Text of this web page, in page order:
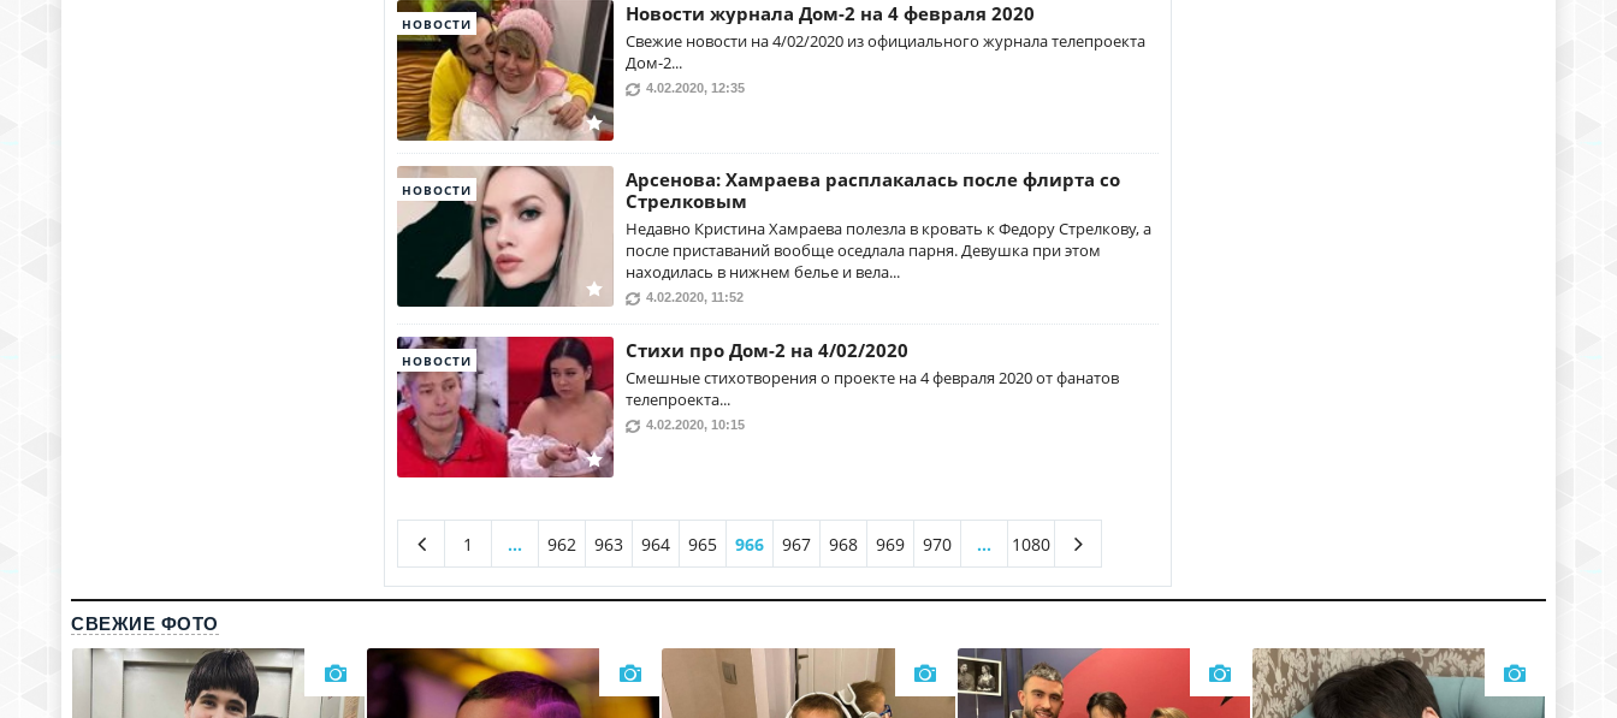
НОВОСТИ Новости журнала Дом-2 на 4 февраля 2020
Свежие новости на 4/02/2020 из официального журнала телепроекта
Дом-2...
4.02.2020, 12:35
НОВОСТИ
Арсенова: Хамраева расплакалась после флирта со
Стрелковым
Недавно Кристина Хамраева полезла в кровать к Федору Стрелкову, а
после приставаний вообще оседлала парня. Девушка при этом
находилась в нижнем белье и вела...
4.02.2020, 11:52
НОВОСТИ Стихи про Дом-2 на 4/02/2020
Смешные стихотворения о проекте на 4 февраля 2020 от фанатов
телепроекта...
4.02.2020, 10:15
1 ... 962 963 964 965 966 967 968 969 970 ... 1080
СВЕЖИЕ ФОТО